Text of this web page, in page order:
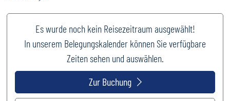
Es wurde noch kein Reisezeitraum ausgewählt!
In unserem Belegungskalender können Sie verfügbare
Zeiten sehen und auswählen.
Zur Buchung